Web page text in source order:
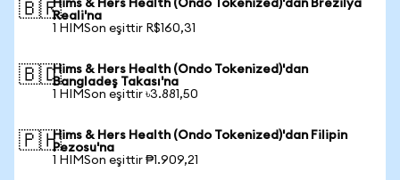
🇧🇷Hims & Hers Health (Ondo Tokenized)'dan Brezilya
Reali'na
1 HIMSon eşittir R$160,31
🇧🇩Hims & Hers Health (Ondo Tokenized)'dan
Bangladeş Takası'na
1 HIMSon eşittir ৳3.881,50
🇵🇭Hims & Hers Health (Ondo Tokenized)'dan Filipin
Pezosu'na
1 HIMSon eşittir ₱1.909,21